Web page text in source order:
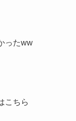
ったww
こちら